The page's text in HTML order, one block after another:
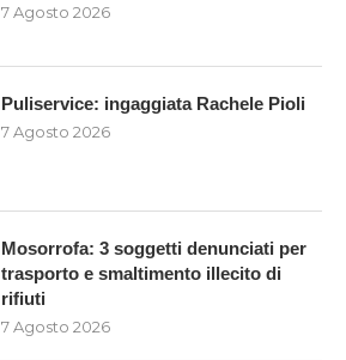
7 Agosto 2026
Puliservice: ingaggiata Rachele Pioli
7 Agosto 2026
Mosorrofa: 3 soggetti denunciati per
trasporto e smaltimento illecito di
rifiuti
7 Agosto 2026